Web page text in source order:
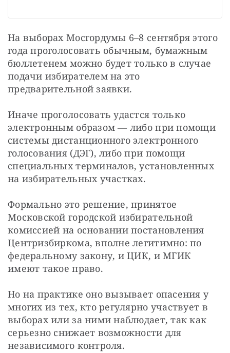
На выборах Мосгордумы 6–8 сентября этого
года проголосовать обычным, бумажным
бюллетенем можно будет только в случае
подачи избирателем на это
предварительной заявки.
Иначе проголосовать удастся только
электронным образом — либо при помощи
системы дистанционного электронного
голосования (ДЭГ), либо при помощи
специальных терминалов, установленных
на избирательных участках.
Формально это решение, принятое
Московской городской избирательной
комиссией на основании постановления
Центризбиркома, вполне легитимно: по
федеральному закону, и ЦИК, и МГИК
имеют такое право.
Но на практике оно вызывает опасения у
многих из тех, кто регулярно участвует в
выборах или за ними наблюдает, так как
серьезно снижает возможности для
независимого контроля.